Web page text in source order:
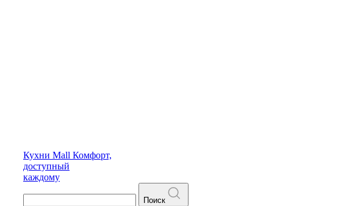
Кухни Mall Комфорт,
доступный
каждому
Поиск